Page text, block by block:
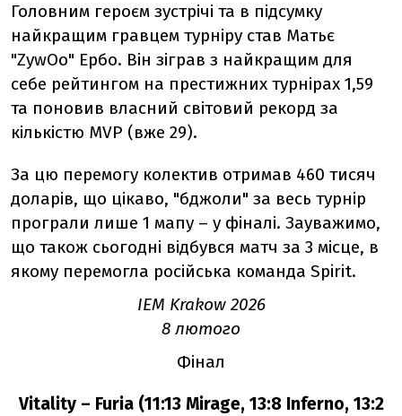
Головним героєм зустрічі та в підсумку
найкращим гравцем турніру став Матьє
"ZywOo" Ербо. Він зіграв з найкращим для
себе рейтингом на престижних турнірах 1,59
та поновив власний світовий рекорд за
кількістю MVP (вже 29).
За цю перемогу колектив отримав 460 тисяч
доларів, що цікаво, "бджоли" за весь турнір
програли лише 1 мапу – у фіналі. Зауважимо,
що також сьогодні відбувся матч за 3 місце, в
якому перемогла російська команда Spirit.
IEM Krakow 2026
8 лютого
Фінал
Vitality – Furia (11:13 Mirage, 13:8 Inferno, 13:2